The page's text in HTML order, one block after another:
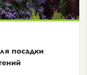
посадки